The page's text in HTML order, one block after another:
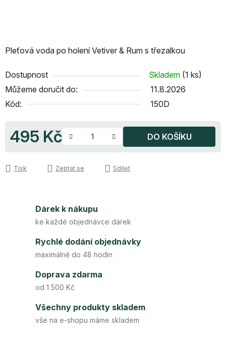
Pleťová voda po holení Vetiver & Rum s třezalkou
Dostupnost Skladem (1 ks)
Můžeme doručit do:
11.8.2026
Kód:
150D
495 Kč DO KOŠÍKU
Tisk Zeptat se Sdílet
Dárek k nákupu
ke každé objednávce dárek
Rychlé dodání objednávky
maximálně do 48 hodin
Doprava zdarma
od 1 500 Kč
Všechny produkty skladem
vše na e-shopu máme skladem